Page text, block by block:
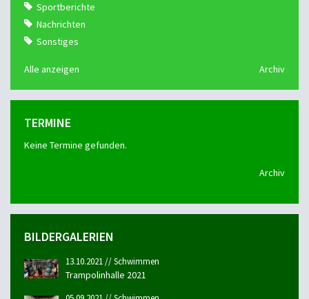
Sportberichte
Nachrichten
Sonstiges
Alle anzeigen Archiv
TERMINE
Keine Termine gefunden.
Archiv
BILDERGALERIEN
13.10.2021 // Schwimmen
Trampolinhalle 2021